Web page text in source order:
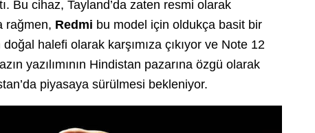
Bu cihaz, Tayland’da zaten resmi olarak
rağmen, Redmi bu model için oldukça basit bir
halefi olarak karşımıza çıkıyor ve Note 12
yazılımının Hindistan pazarına özgü olarak
piyasaya sürülmesi bekleniyor.